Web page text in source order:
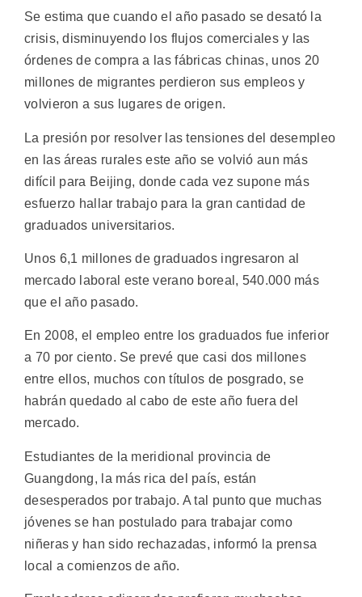
Se estima que cuando el año pasado se desató la
crisis, disminuyendo los flujos comerciales y las
órdenes de compra a las fábricas chinas, unos 20
millones de migrantes perdieron sus empleos y
volvieron a sus lugares de origen.
La presión por resolver las tensiones del desempleo
en las áreas rurales este año se volvió aun más
difícil para Beijing, donde cada vez supone más
esfuerzo hallar trabajo para la gran cantidad de
graduados universitarios.
Unos 6,1 millones de graduados ingresaron al
mercado laboral este verano boreal, 540.000 más
que el año pasado.
En 2008, el empleo entre los graduados fue inferior
a 70 por ciento. Se prevé que casi dos millones
entre ellos, muchos con títulos de posgrado, se
habrán quedado al cabo de este año fuera del
mercado.
Estudiantes de la meridional provincia de
Guangdong, la más rica del país, están
desesperados por trabajo. A tal punto que muchas
jóvenes se han postulado para trabajar como
niñeras y han sido rechazadas, informó la prensa
local a comienzos de año.